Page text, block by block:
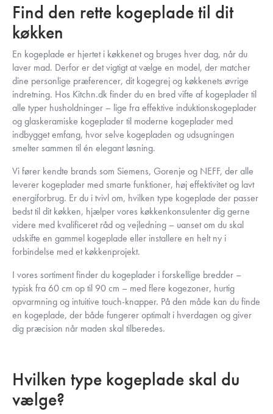
Find den rette kogeplade til dit
køkken
En kogeplade er hjertet i køkkenet og bruges hver dag, når du
laver mad. Derfor er det vigtigt at vælge en model, der matcher
dine personlige præferencer, dit kogegrej og køkkenets øvrige
indretning. Hos Kitchn.dk finder du en bred vifte af kogeplader til
alle typer husholdninger – lige fra effektive induktionskogeplader
og glaskeramiske kogeplader til moderne kogeplader med
indbygget emfang, hvor selve kogepladen og udsugningen
smelter sammen til én elegant løsning.
Vi fører kendte brands som Siemens, Gorenje og NEFF, der alle
leverer kogeplader med smarte funktioner, høj effektivitet og lavt
energiforbrug. Er du i tvivl om, hvilken type kogeplade der passer
bedst til dit køkken, hjælper vores køkkenkonsulenter dig gerne
videre med kvalificeret råd og vejledning – uanset om du skal
udskifte en gammel kogeplade eller installere en helt ny i
forbindelse med et køkkenprojekt.
I vores sortiment finder du kogeplader i forskellige bredder –
typisk fra 60 cm op til 90 cm – med flere kogezoner, hurtig
opvarmning og intuitive touch-knapper. På den måde kan du finde
en kogeplade, der både fungerer optimalt i hverdagen og giver
dig præcision når maden skal tilberedes.
Hvilken type kogeplade skal du
vælge?